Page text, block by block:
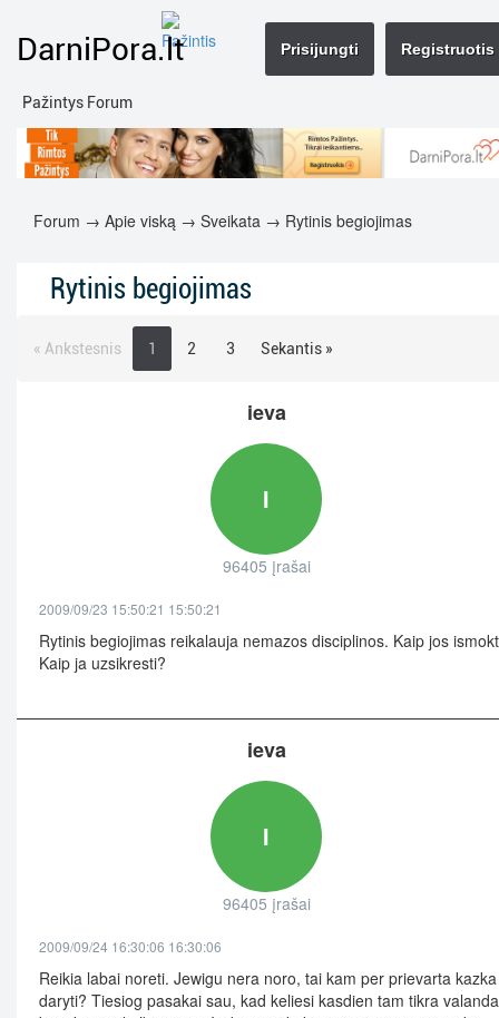
DarniPora.lt
Pažintys Forum
Registruotis
Prisijungti
Forum → Apie viską → Sveikata → Rytinis begiojimas
Rytinis begiojimas
« Ankstesnis 1 2 3 Sekantis »
ieva
I
96405 įrašai
2009/09/23 15:50:21 15:50:21
Rytinis begiojimas reikalauja nemazos disciplinos. Kaip jos
Kaip ja uzsikresti?
ieva
I
96405 įrašai
2009/09/24 16:30:06 16:30:06
Reikia labai noreti. Jewigu nera noro, tai kam per prievarta kazka
daryti? Tiesiog pasakai sau, kad keliesi kasdien tam tikra valanda